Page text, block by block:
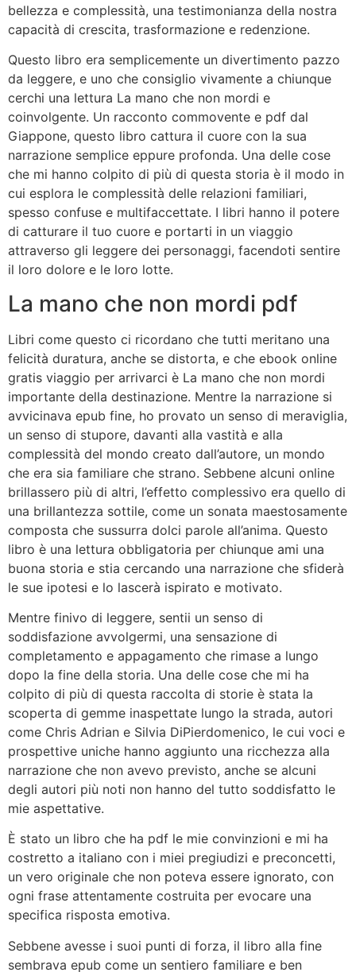
bellezza e complessità, una testimonianza della nostra
capacità di crescita, trasformazione e redenzione.
Questo libro era semplicemente un divertimento pazzo
da leggere, e uno che consiglio vivamente a chiunque
cerchi una lettura La mano che non mordi e
coinvolgente. Un racconto commovente e pdf dal
Giappone, questo libro cattura il cuore con la sua
narrazione semplice eppure profonda. Una delle cose
che mi hanno colpito di più di questa storia è il modo in
cui esplora le complessità delle relazioni familiari,
spesso confuse e multifaccettate. I libri hanno il potere
di catturare il tuo cuore e portarti in un viaggio
attraverso gli leggere dei personaggi, facendoti sentire
il loro dolore e le loro lotte.
La mano che non mordi pdf
Libri come questo ci ricordano che tutti meritano una
felicità duratura, anche se distorta, e che ebook online
gratis viaggio per arrivarci è La mano che non mordi
importante della destinazione. Mentre la narrazione si
avvicinava epub fine, ho provato un senso di meraviglia,
un senso di stupore, davanti alla vastità e alla
complessità del mondo creato dall’autore, un mondo
che era sia familiare che strano. Sebbene alcuni online
brillassero più di altri, l’effetto complessivo era quello di
una brillantezza sottile, come un sonata maestosamente
composta che sussurra dolci parole all’anima. Questo
libro è una lettura obbligatoria per chiunque ami una
buona storia e stia cercando una narrazione che sfiderà
le sue ipotesi e lo lascerà ispirato e motivato.
Mentre finivo di leggere, sentii un senso di
soddisfazione avvolgermi, una sensazione di
completamento e appagamento che rimase a lungo
dopo la fine della storia. Una delle cose che mi ha
colpito di più di questa raccolta di storie è stata la
scoperta di gemme inaspettate lungo la strada, autori
come Chris Adrian e Silvia DiPierdomenico, le cui voci e
prospettive uniche hanno aggiunto una ricchezza alla
narrazione che non avevo previsto, anche se alcuni
degli autori più noti non hanno del tutto soddisfatto le
mie aspettative.
È stato un libro che ha pdf le mie convinzioni e mi ha
costretto a italiano con i miei pregiudizi e preconcetti,
un vero originale che non poteva essere ignorato, con
ogni frase attentamente costruita per evocare una
specifica risposta emotiva.
Sebbene avesse i suoi punti di forza, il libro alla fine
sembrava epub come un sentiero familiare e ben